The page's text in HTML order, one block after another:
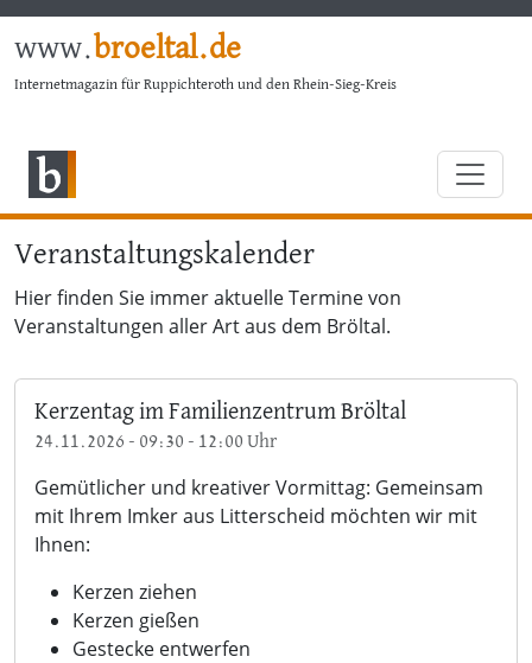
www.broeltal.de
Internetmagazin für Ruppichteroth und den Rhein-Sieg-Kreis
Veranstaltungskalender
Hier finden Sie immer aktuelle Termine von
Veranstaltungen aller Art aus dem Bröltal.
Kerzentag im Familienzentrum Bröltal
24.11.2026 - 09:30 - 12:00 Uhr
Gemütlicher und kreativer Vormittag: Gemeinsam
mit Ihrem Imker aus Litterscheid möchten wir mit
Ihnen:
Kerzen ziehen
Kerzen gießen
Gestecke entwerfen